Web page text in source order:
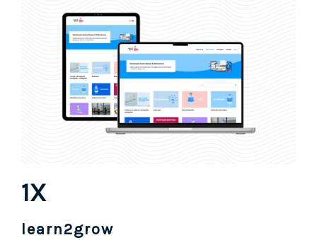
1X
learn2grow